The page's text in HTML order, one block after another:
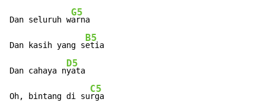
Dan seluruh w
G5
arna
Dan kasih yang s
B5
etia
Dan cahaya n
D5
yata
Oh, bintang di su
C5
rga